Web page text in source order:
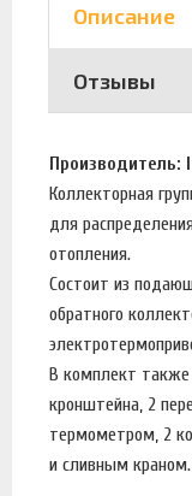
Описание
Отзывы
Производитель:
Коллекторная
для
отопления.
Состоит из
обратного
В комплект также
кронштейна, 2
термометром, 2
и сливным краном.